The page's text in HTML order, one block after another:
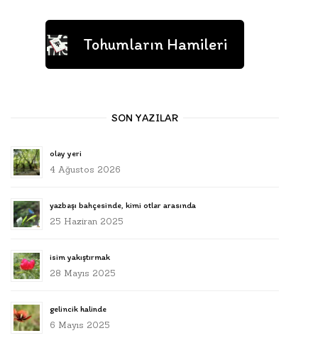
Tohumların Hamileri
SON YAZILAR
olay yeri
4 Ağustos 2026
yazbaşı bahçesinde, kimi otlar arasında
25 Haziran 2025
isim yakıştırmak
28 Mayıs 2025
gelincik halinde
6 Mayıs 2025